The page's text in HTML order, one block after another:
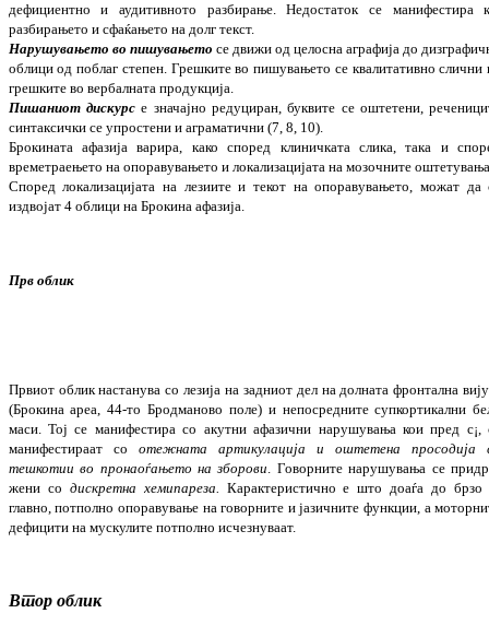
дефициентно и ауди­тив­ното разбирање. Недостаток се мани­фе­стира
разбирањето и сфаќањето на долг текст.
Нару­шувањето во пишувањето се движи од цело­сна аграфија до
облици од по­благ степен. Грешките во пишувањето се квалитативно слични
грешките во вер­бал­ната продукција.
Пишаниот дискурсе значајно редуциран, бук­вите се оштетени,
синтак­сички се упростени и аграматични (7, 8, 10).
Бро­кината афазија варира, како според кли­нич­ката слика, така и
времетраењето на опоравувањето и локализацијата на мозоч­­ните
Според локализацијата на лезиите и текот на опо­равувањето, можат да
издвојат 4 обли­ци на Брокина афазија.
Прв облик
Првиот облик настанува со лезија на задниот дел на долната фронтална
(Брокина ареа, 44-то Бродманово поле) и непосредните супкортикални
маси. Тој се мани­фестира со акутни афазични нару­шу­вања кои пред с¡,
манифестираат со отеж­ната артикулација и оштетена про­со­дија
тешкотии во пронаоѓањето на збо­рови. Говорните нарушувања се
жени со дискретна хемипареза. Карак­тери­стично ешто доаѓа до брзо
главно, пот­полно опоравување на говорните и јазичните функ­ции, а
дефицити на муску­лите потполно исчезнуваат.
Втор облик